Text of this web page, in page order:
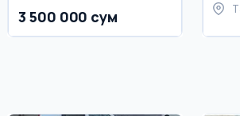
3 500 000 сум